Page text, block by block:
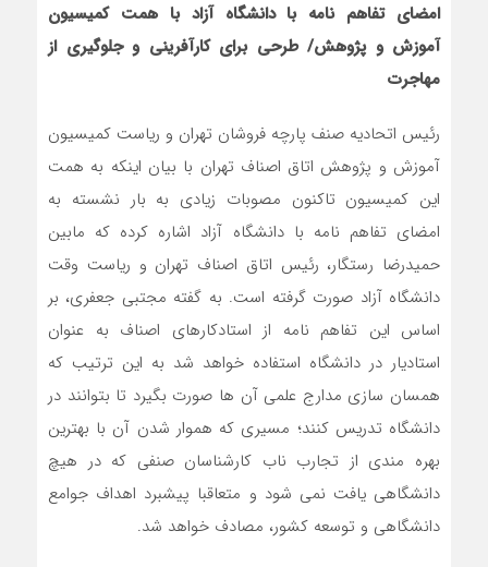
امضای تفاهم نامه با دانشگاه آزاد با همت کمیسیون
آموزش و پژوهش/ طرحی برای کارآفرینی و جلوگیری از
مهاجرت
رئیس اتحادیه صنف پارچه فروشان تهران و ریاست کمیسیون
آموزش و پژوهش اتاق اصناف تهران با بیان اینکه به همت
این کمیسیون تاکنون مصوبات زیادی به بار نشسته به
امضای تفاهم نامه با دانشگاه آزاد اشاره کرده که مابین
حمیدرضا رستگار، رئیس اتاق اصناف تهران و ریاست وقت
دانشگاه آزاد صورت گرفته است. به گفته مجتبی جعفری، بر
اساس این تفاهم نامه از استادکارهای اصناف به عنوان
استادیار در دانشگاه استفاده خواهد شد به این ترتیب که
همسان سازی مدارج علمی آن ها صورت بگیرد تا بتوانند در
دانشگاه تدریس کنند؛ مسیری که هموار شدن آن با بهترین
بهره مندی از تجارب ناب کارشناسان صنفی که در هیچ
دانشگاهی یافت نمی شود و متعاقبا پیشبرد اهداف جوامع
دانشگاهی و توسعه کشور، مصادف خواهد شد.